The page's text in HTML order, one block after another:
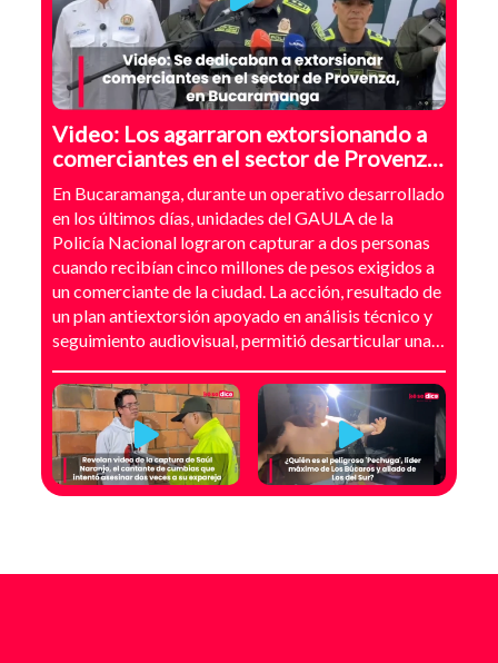
Video: Los agarraron extorsionando a
comerciantes en el sector de Provenza,
Bucaramanga
En Bucaramanga, durante un operativo desarrollado
en los últimos días, unidades del GAULA de la
Policía Nacional lograron capturar a dos personas
cuando recibían cinco millones de pesos exigidos a
un comerciante de la ciudad. La acción, resultado de
un plan antiextorsión apoyado en análisis técnico y
seguimiento audiovisual, permitió desarticular una
digitales, suplantación de grupos armados y presión
directa sobre establecimientos comerciales. La
investigación no comenzó con la captura, sino con el
temor de un comerciante que empezó a recibir
mensajes y llamadas en las que le exigían dinero a